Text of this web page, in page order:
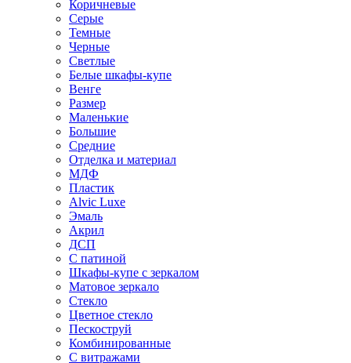
Коричневые
Серые
Темные
Черные
Светлые
Белые шкафы-купе
Венге
Размер
Маленькие
Большие
Средние
Отделка и материал
МДФ
Пластик
Alvic Luxe
Эмаль
Акрил
ДСП
С патиной
Шкафы-купе с зеркалом
Матовое зеркало
Стекло
Цветное стекло
Пескоструй
Комбинированные
С витражами